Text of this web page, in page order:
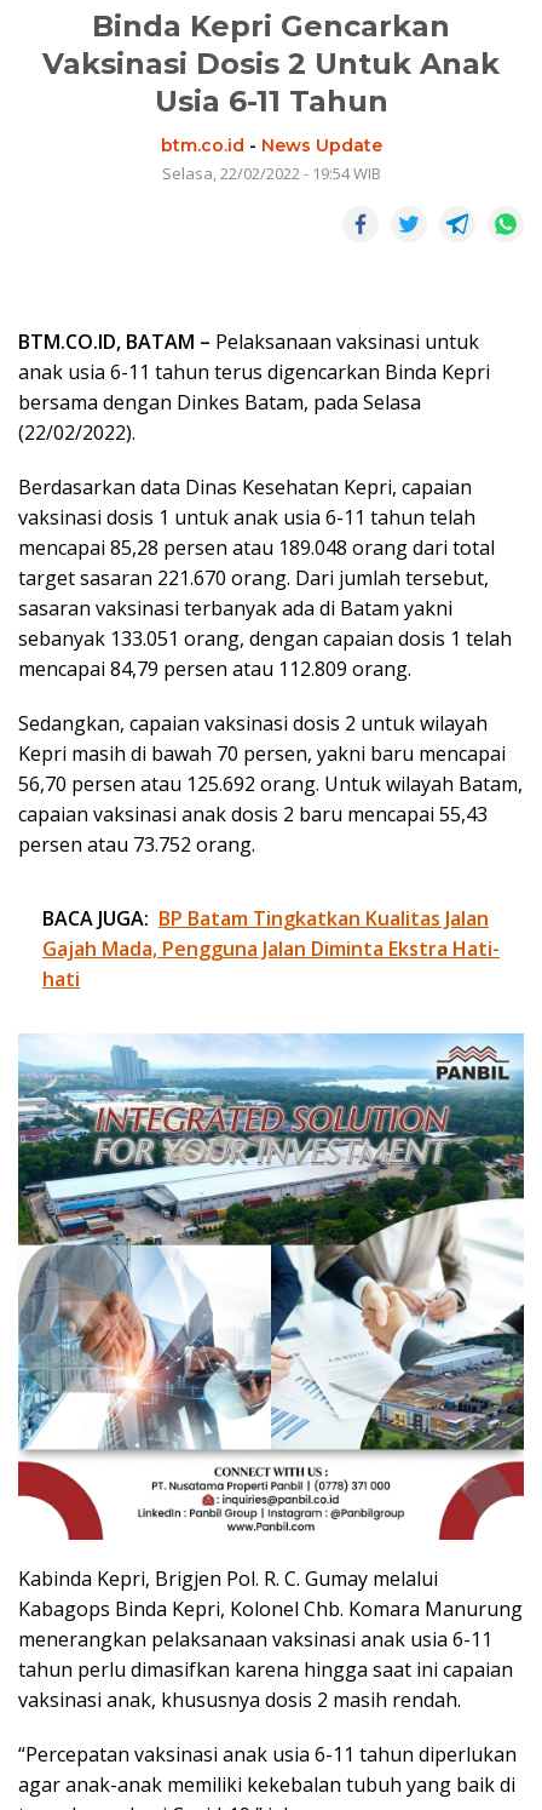
Binda Kepri Gencarkan
Vaksinasi Dosis 2 Untuk Anak
Usia 6-11 Tahun
btm.co.id - News Update
Selasa, 22/02/2022 - 19:54 WIB
BTM.CO.ID, BATAM – Pelaksanaan vaksinasi untuk
anak usia 6-11 tahun terus digencarkan Binda Kepri
bersama dengan Dinkes Batam, pada Selasa
(22/02/2022).
Berdasarkan data Dinas Kesehatan Kepri, capaian
vaksinasi dosis 1 untuk anak usia 6-11 tahun telah
mencapai 85,28 persen atau 189.048 orang dari total
target sasaran 221.670 orang. Dari jumlah tersebut,
sasaran vaksinasi terbanyak ada di Batam yakni
sebanyak 133.051 orang, dengan capaian dosis 1 telah
mencapai 84,79 persen atau 112.809 orang.
Sedangkan, capaian vaksinasi dosis 2 untuk wilayah
Kepri masih di bawah 70 persen, yakni baru mencapai
56,70 persen atau 125.692 orang. Untuk wilayah Batam,
capaian vaksinasi anak dosis 2 baru mencapai 55,43
persen atau 73.752 orang.
BACA JUGA: BP Batam Tingkatkan Kualitas Jalan
Gajah Mada, Pengguna Jalan Diminta Ekstra Hati-
hati
Kabinda Kepri, Brigjen Pol. R. C. Gumay melalui
Kabagops Binda Kepri, Kolonel Chb. Komara Manurung
menerangkan pelaksanaan vaksinasi anak usia 6-11
tahun perlu dimasifkan karena hingga saat ini capaian
vaksinasi anak, khususnya dosis 2 masih rendah.
“Percepatan vaksinasi anak usia 6-11 tahun diperlukan
agar anak-anak memiliki kekebalan tubuh yang baik di